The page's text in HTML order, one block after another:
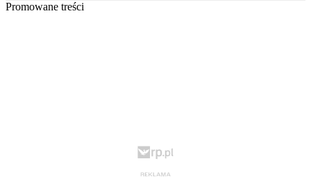
Promowane treści